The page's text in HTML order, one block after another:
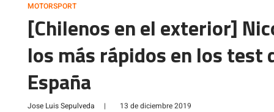
MOTORSPORT
[Chilenos en el exterior]
los más rápidos en los test
España
Jose Luis Sepulveda | 13 de diciembre 2019